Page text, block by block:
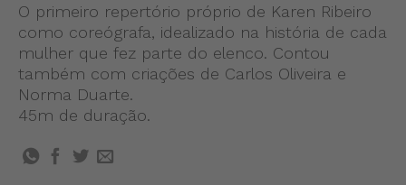
O primeiro repertório próprio de Karen Ribeiro
como coreógrafa, idealizado na história de cada
mulher que fez parte do elenco. Contou
também com criações de Carlos Oliveira e
Norma Duarte.
45m de duração.